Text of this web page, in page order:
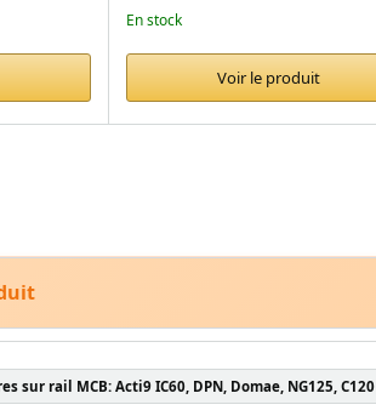
En stock
Voir le produit
sur rail MCB: Acti9 IC60, DPN, Domae, NG125, C120